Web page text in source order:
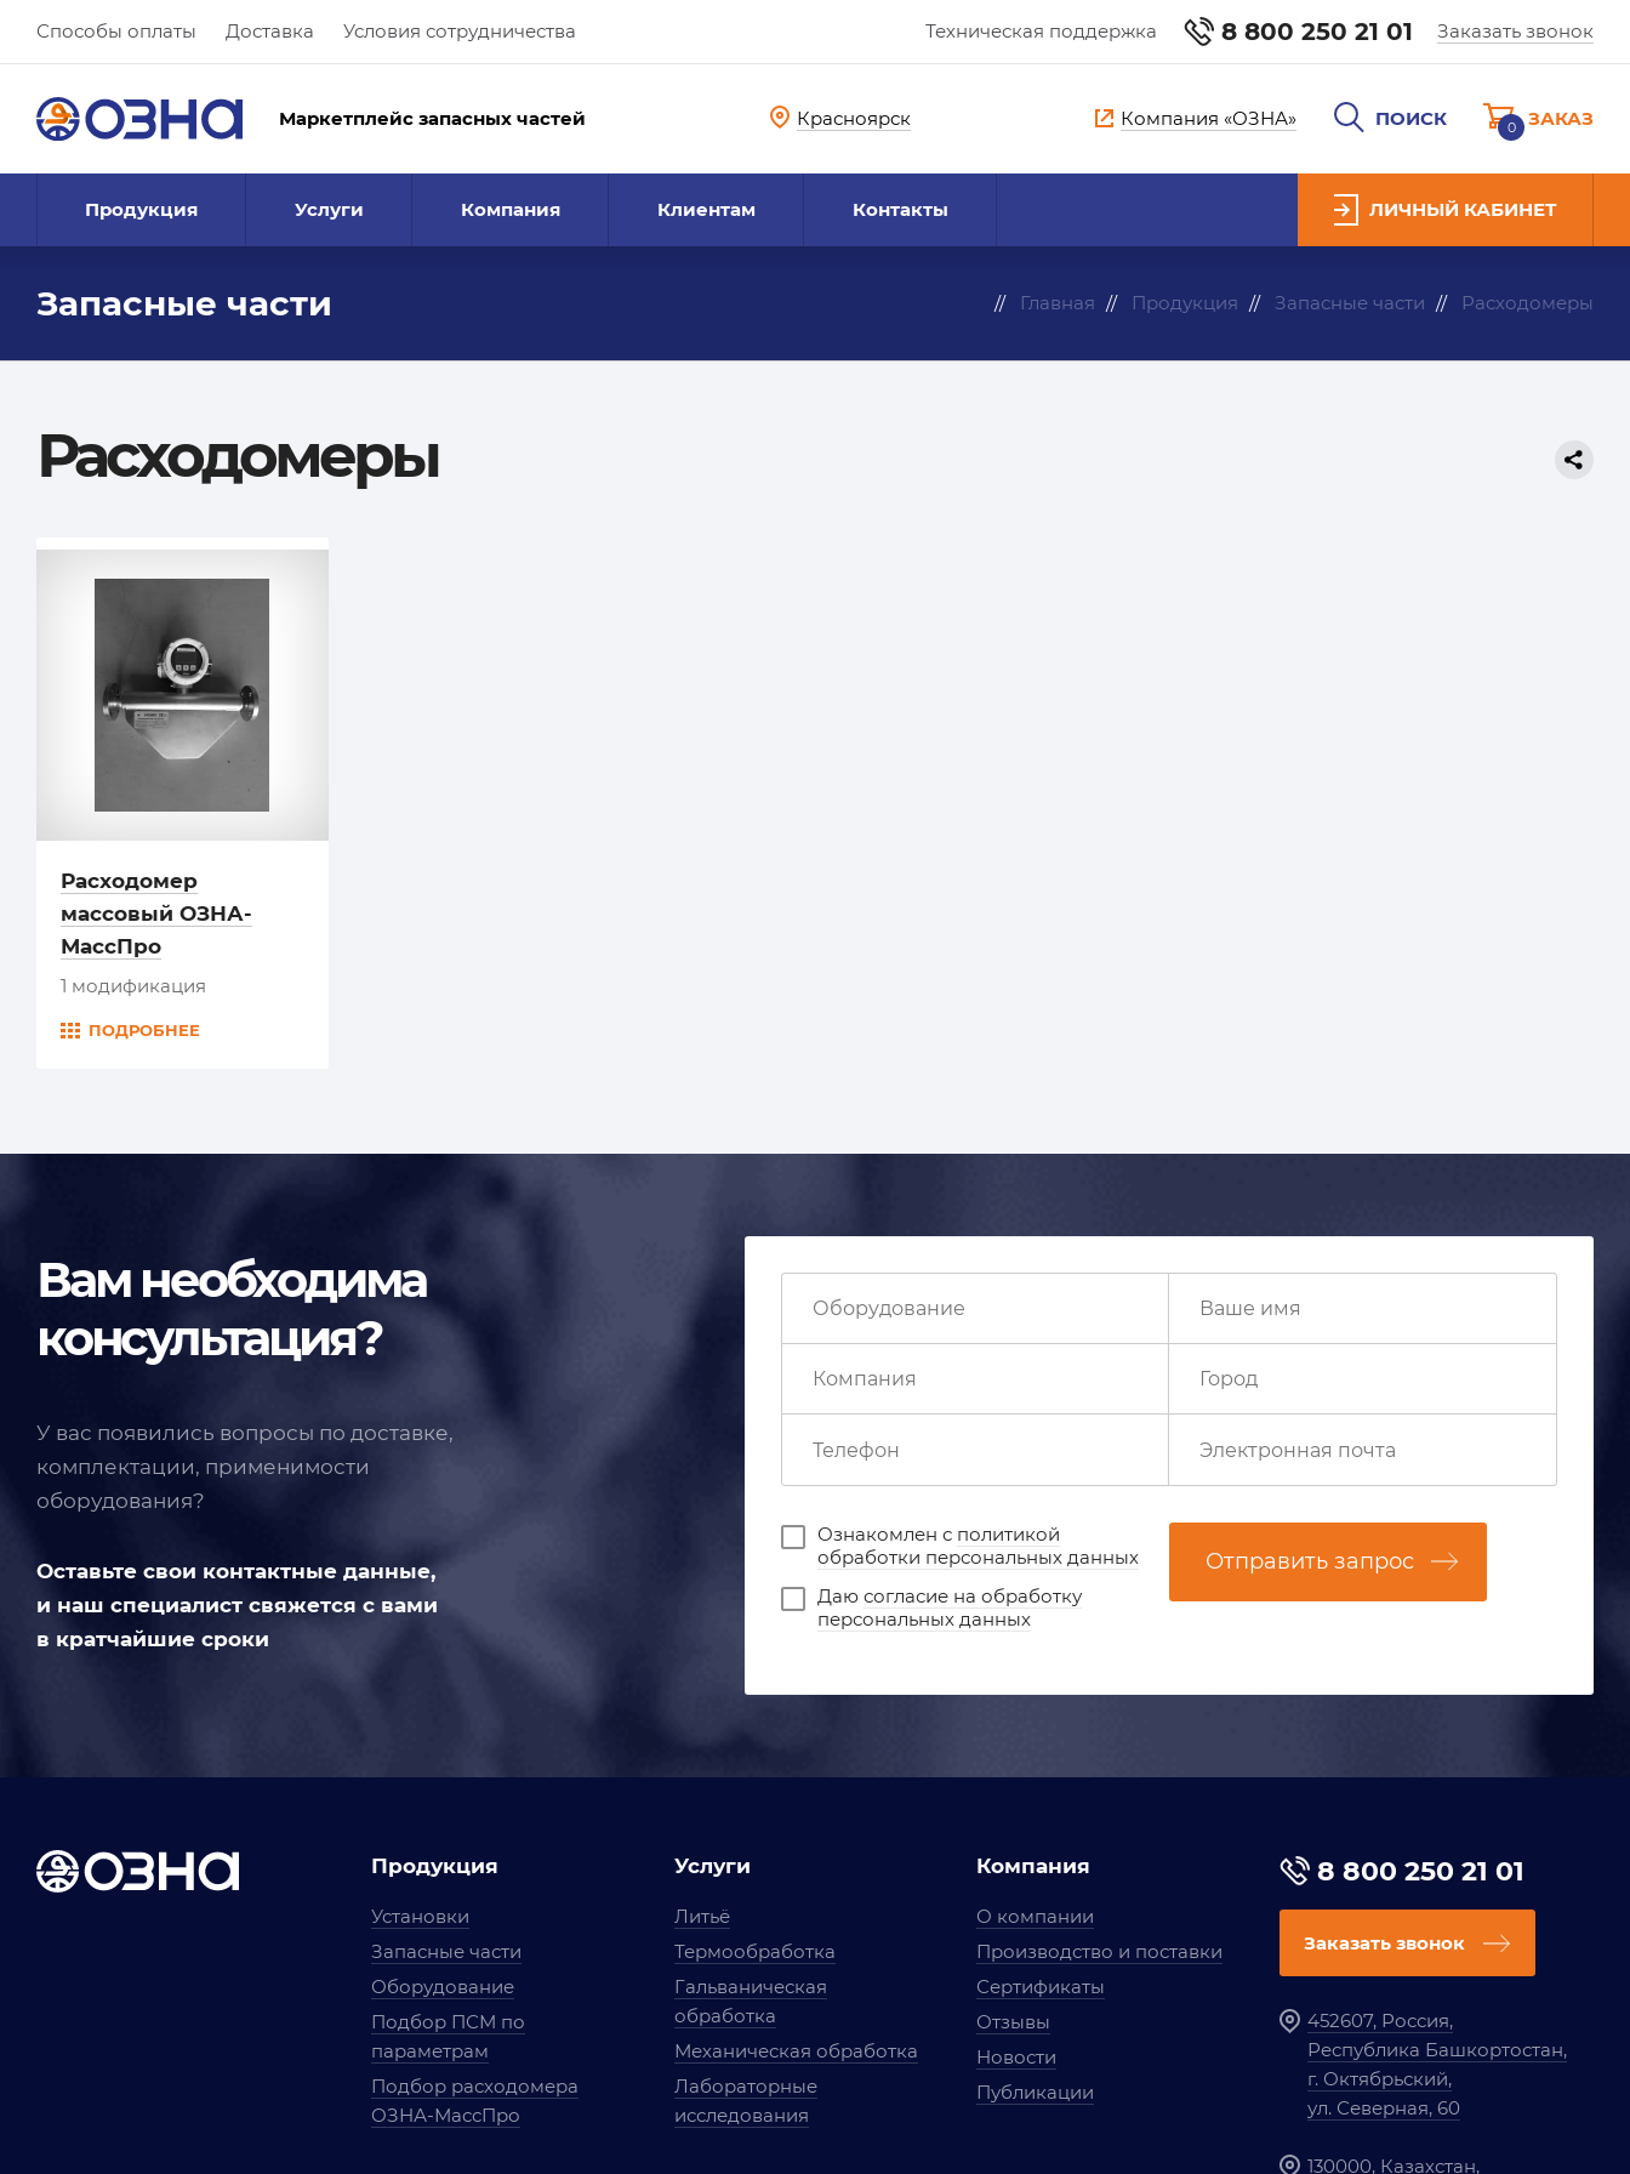
Способы оплаты Доставка Условия сотрудничества Техническая поддержка 8 800 250 21 01 Заказать звонок
Маркетплейс запасных частей Красноярск Компания «ОЗНА» ПОИСК 0 ЗАКАЗ
Продукция Услуги Компания Клиентам Контакты ЛИЧНЫЙ КАБИНЕТ
Запасные части Главная Продукция Запасные части Расходомеры
Расходомеры
Расходомер
массовый ОЗНА-
МассПро
1 модификация
ПОДРОБНЕЕ
Вам необходима
консультация?
У вас появились вопросы по доставке,
комплектации, применимости
оборудования?
Оставьте свои контактные данные,
и наш специалист свяжется с вами
в кратчайшие сроки
Ознакомлен с политикой
обработки персональных данных
Даю согласие на обработку
персональных данных
Отправить запрос
Продукция
Установки
Запасные части
Оборудование
Подбор ПСМ по
параметрам
Подбор расходомера
ОЗНА-МассПро
Услуги
Литьё
Термообработка
Гальваническая
обработка
Механическая обработка
Лабораторные
исследования
Компания
О компании
Производство и поставки
Сертификаты
Отзывы
Новости
Публикации
8 800 250 21 01
Заказать звонок
452607, Россия,
Республика Башкортостан,
г. Октябрьский,
ул. Северная, 60
130000, Казахстан,